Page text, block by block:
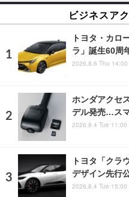
ビジネスア
トヨタ・カロ
ラ」誕生60周
2026.8.6 Thu 14:00
ホンダアクセ
デル発売…ス
2026.8.4 Tue 11:00
トヨタ「クラ
デザイン先行
2026.8.4 Tue 15:00